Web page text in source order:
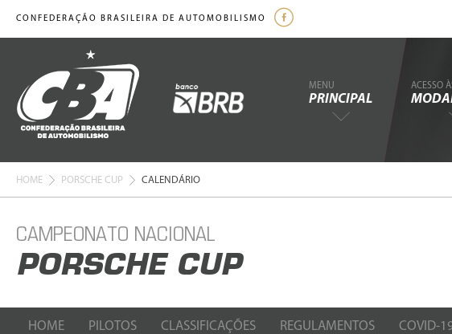
CONFEDERAÇÃO BRASILEIRA DE AUTOMOBILISMO
MENU
PRINCIPAL
ACESSO
HOME PORSCHE CUP CALENDÁRIO
CAMPEONATO NACIONAL
PORSCHE CUP
HOME PILOTOS CLASSIFICAÇÕES REGULAMENTOS COVID-